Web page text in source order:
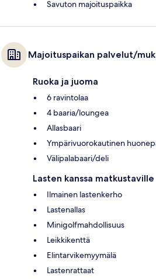
Savuton majoituspaikka
Majoituspaikan palvelut/
Ruoka ja juoma
6 ravintolaa
4 baaria/loungea
Allasbaari
Ympärivuorokautinen
Välipalabaari/deli
Lasten kanssa matkustaville
Ilmainen lastenkerho
Lastenallas
Minigolfmahdollisuus
Leikkikenttä
Elintarvikemyymälä
Lastenrattaat